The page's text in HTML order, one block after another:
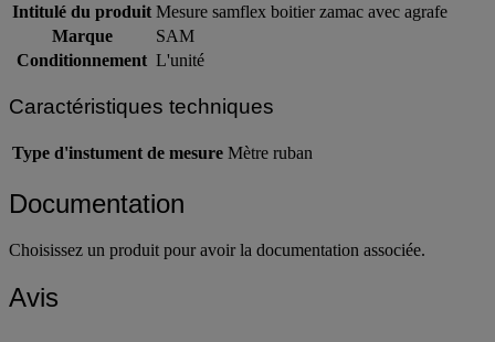
Intitulé du produit Mesure samflex boitier zamac avec agrafe
Marque
SAM
Conditionnement L'unité
Caractéristiques techniques
Type d'instument de mesure Mètre ruban
Documentation
Choisissez un produit pour avoir la documentation associée.
Avis